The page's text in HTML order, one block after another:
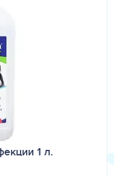
1 л.